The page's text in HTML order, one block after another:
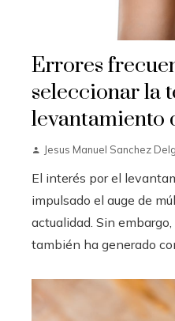
Errores
seleccionar la
levantamiento
Jesus Manuel Sanchez
El interés por el
impulsado el auge de
actualidad. Sin
también ha generado